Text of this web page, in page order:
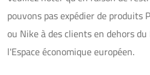
pouvons pas expédier de produits
ou Nike à des clients en dehors
l'Espace économique européen.